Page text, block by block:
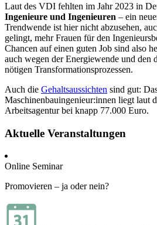
Laut des VDI fehlten im Jahr 2023 in
Ingenieure und Ingenieuren – ein
Trendwende ist hier nicht abzusehen,
gelingt, mehr Frauen für den
Chancen auf einen guten Job sind also
auch wegen der Energiewende und den
nötigen Transformationsprozessen.
Auch die Gehaltsaussichten sind gut:
Maschinenbauingenieur:innen liegt laut
Arbeitsagentur bei knapp 77.000 Euro.
Aktuelle Veranstaltungen
Online Seminar
Promovieren – ja oder nein?